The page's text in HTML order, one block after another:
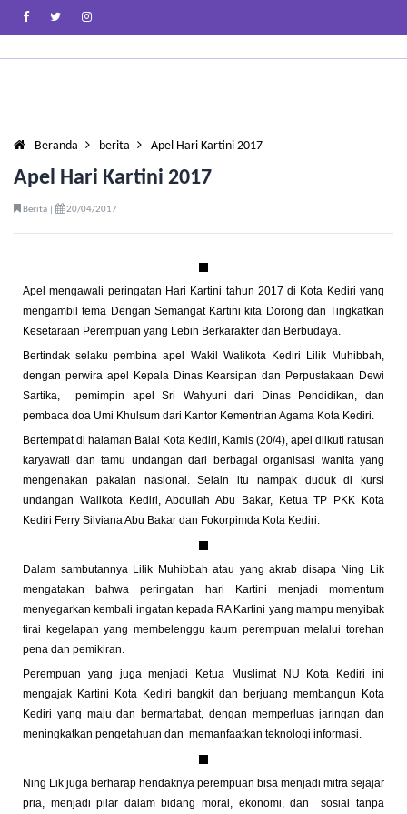
Beranda berita Apel Hari Kartini 2017
Apel Hari Kartini 2017
Berita | 20/04/2017
Apel mengawali peringatan Hari Kartini tahun 2017 di Kota Kediri yang
mengambil tema Dengan Semangat Kartini kita Dorong dan Tingkatkan
Kesetaraan Perempuan yang Lebih Berkarakter dan Berbudaya.
Bertindak selaku pembina apel Wakil Walikota Kediri Lilik Muhibbah,
dengan perwira apel Kepala Dinas Kearsipan dan Perpustakaan Dewi
Sartika, pemimpin apel Sri Wahyuni dari Dinas Pendidikan, dan
pembaca doa Umi Khulsum dari Kantor Kementrian Agama Kota Kediri.
Bertempat di halaman Balai Kota Kediri, Kamis (20/4), apel diikuti ratusan
karyawati dan tamu undangan dari berbagai organisasi wanita yang
mengenakan pakaian nasional. Selain itu nampak duduk di kursi
undangan Walikota Kediri, Abdullah Abu Bakar, Ketua TP PKK Kota
Kediri Ferry Silviana Abu Bakar dan Fokorpimda Kota Kediri.
Dalam sambutannya Lilik Muhibbah atau yang akrab disapa Ning Lik
mengatakan bahwa peringatan hari Kartini menjadi momentum
menyegarkan kembali ingatan kepada RA Kartini yang mampu menyibak
tirai kegelapan yang membelenggu kaum perempuan melalui torehan
pena dan pemikiran.
Perempuan yang juga menjadi Ketua Muslimat NU Kota Kediri ini
mengajak Kartini Kota Kediri bangkit dan berjuang membangun Kota
Kediri yang maju dan bermartabat, dengan memperluas jaringan dan
meningkatkan pengetahuan dan memanfaatkan teknologi informasi.
Ning Lik juga berharap hendaknya perempuan bisa menjadi mitra sejajar
pria, menjadi pilar dalam bidang moral, ekonomi, dan sosial tanpa